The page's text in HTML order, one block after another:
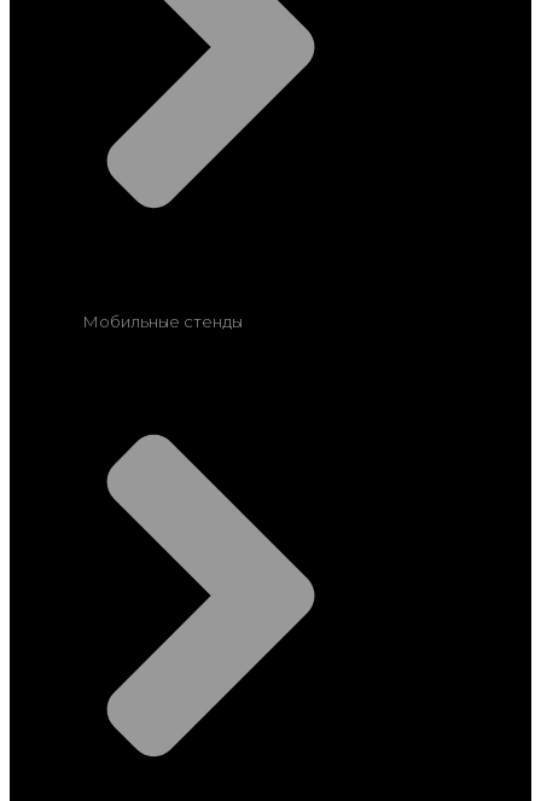
Мобильные стенды